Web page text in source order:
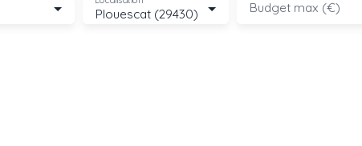
Plouescat (29430) Budget max (€)